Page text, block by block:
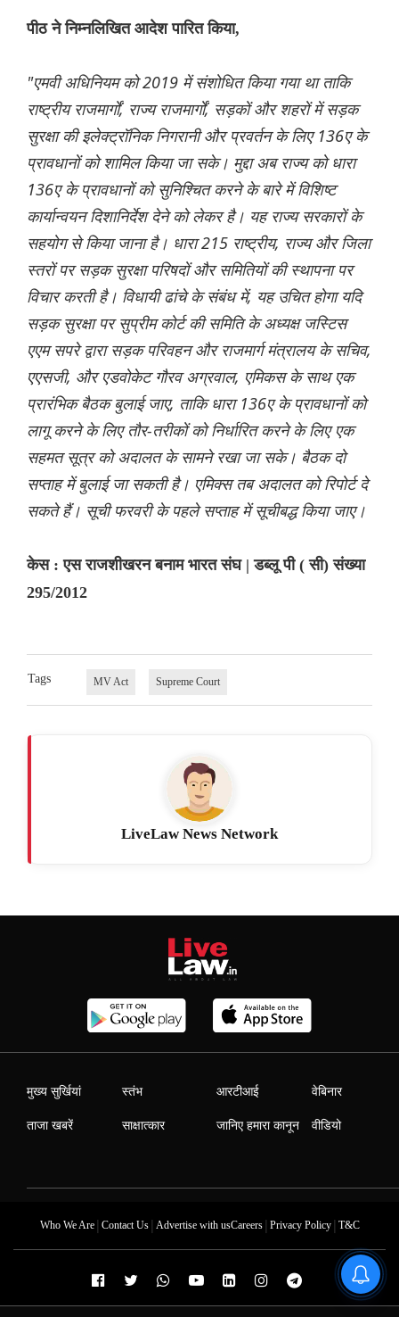
पीठ ने निम्नलिखित आदेश पारित किया,
"एमवी अधिनियम को 2019 में संशोधित किया गया था ताकि
राष्ट्रीय राजमार्गों, राज्य राजमार्गों, सड़कों और शहरों में सड़क
सुरक्षा की इलेक्ट्रॉनिक निगरानी और प्रवर्तन के लिए 136ए के
प्रावधानों को शामिल किया जा सके। मुद्दा अब राज्य को धारा
136ए के प्रावधानों को सुनिश्चित करने के बारे में विशिष्ट
कार्यान्वयन दिशानिर्देश देने को लेकर है। यह राज्य सरकारों के
सहयोग से किया जाना है। धारा 215 राष्ट्रीय, राज्य और जिला
स्तरों पर सड़क सुरक्षा परिषदों और समितियों की स्थापना पर
विचार करती है। विधायी ढांचे के संबंध में, यह उचित होगा यदि
सड़क सुरक्षा पर सुप्रीम कोर्ट की समिति के अध्यक्ष जस्टिस
एएम सपरे द्वारा सड़क परिवहन और राजमार्ग मंत्रालय के सचिव,
एएसजी, और एडवोकेट गौरव अग्रवाल, एमिकस के साथ एक
प्रारंभिक बैठक बुलाई जाए, ताकि धारा 136ए के प्रावधानों को
लागू करने के लिए तौर-तरीकों को निर्धारित करने के लिए एक
सहमत सूत्र को अदालत के सामने रखा जा सके। बैठक दो
सप्ताह में बुलाई जा सकती है। एमिक्स तब अदालत को रिपोर्ट दे
सकते हैं। सूची फरवरी के पहले सप्ताह में सूचीबद्ध किया जाए।
केस : एस राजशीखरन बनाम भारत संघ | डब्लू पी ( सी) संख्या
295/2012
Tags MV Act Supreme Court
LiveLaw News Network
मुख्य सुर्खियां
ताजा खबरें
स्तंभ
साक्षात्कार
आरटीआई
जानिए हमारा कानून
वेबिनार
वीडियो
Who We Are| Contact Us| Advertise with usCareers| Privacy Policy| T&C